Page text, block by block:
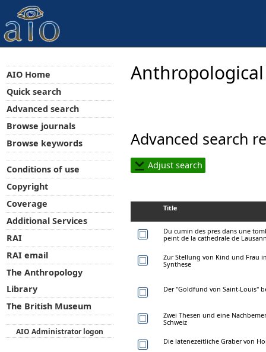
Advanced search
Adjust search
Title
Du cumin des pres dans une
peint de la cathedrale de
Zur Stellung von Kind und Frau
Synthese
Der "Goldfund von Saint-Louis"
Zwei Thesen und eine
Schweiz
Die latenezeitliche Graber von
AIO Home
Quick search
Advanced search
Browse journals
Browse keywords
Conditions of use
Copyright
Coverage
Additional Services
RAI
RAI email
The Anthropology
Library
The British Museum
AIO Administrator logon